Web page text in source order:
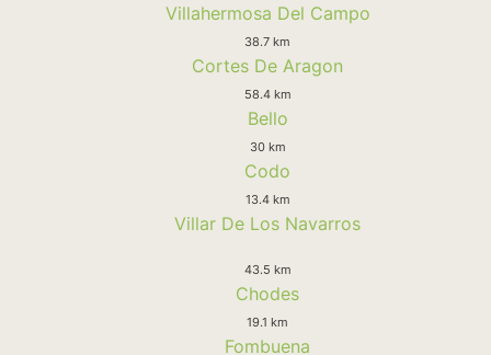
Villahermosa Del Campo
38.7 km
Cortes De Aragon
58.4 km
Bello
30 km
Codo
13.4 km
Villar De Los Navarros
43.5 km
Chodes
19.1 km
Fombuena